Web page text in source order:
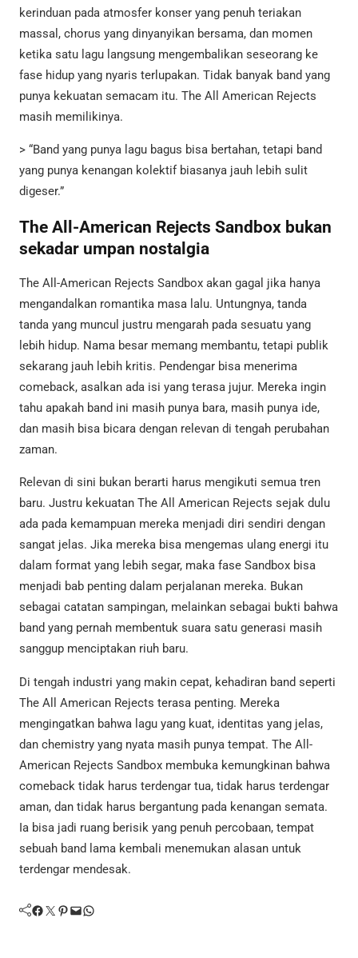
kerinduan pada atmosfer konser yang penuh teriakan
massal, chorus yang dinyanyikan bersama, dan momen
ketika satu lagu langsung mengembalikan seseorang ke
fase hidup yang nyaris terlupakan. Tidak banyak band yang
punya kekuatan semacam itu. The All American Rejects
masih memilikinya.
> “Band yang punya lagu bagus bisa bertahan, tetapi band
yang punya kenangan kolektif biasanya jauh lebih sulit
digeser.”
The All-American Rejects Sandbox bukan
sekadar umpan nostalgia
The All-American Rejects Sandbox akan gagal jika hanya
mengandalkan romantika masa lalu. Untungnya, tanda
tanda yang muncul justru mengarah pada sesuatu yang
lebih hidup. Nama besar memang membantu, tetapi publik
sekarang jauh lebih kritis. Pendengar bisa menerima
comeback, asalkan ada isi yang terasa jujur. Mereka ingin
tahu apakah band ini masih punya bara, masih punya ide,
dan masih bisa bicara dengan relevan di tengah perubahan
zaman.
Relevan di sini bukan berarti harus mengikuti semua tren
baru. Justru kekuatan The All American Rejects sejak dulu
ada pada kemampuan mereka menjadi diri sendiri dengan
sangat jelas. Jika mereka bisa mengemas ulang energi itu
dalam format yang lebih segar, maka fase Sandbox bisa
menjadi bab penting dalam perjalanan mereka. Bukan
sebagai catatan sampingan, melainkan sebagai bukti bahwa
band yang pernah membentuk suara satu generasi masih
sanggup menciptakan riuh baru.
Di tengah industri yang makin cepat, kehadiran band seperti
The All American Rejects terasa penting. Mereka
mengingatkan bahwa lagu yang kuat, identitas yang jelas,
dan chemistry yang nyata masih punya tempat. The All-
American Rejects Sandbox membuka kemungkinan bahwa
comeback tidak harus terdengar tua, tidak harus terdengar
aman, dan tidak harus bergantung pada kenangan semata.
Ia bisa jadi ruang berisik yang penuh percobaan, tempat
sebuah band lama kembali menemukan alasan untuk
terdengar mendesak.
Facebook Twitter Pinterest Mail WhatsApp